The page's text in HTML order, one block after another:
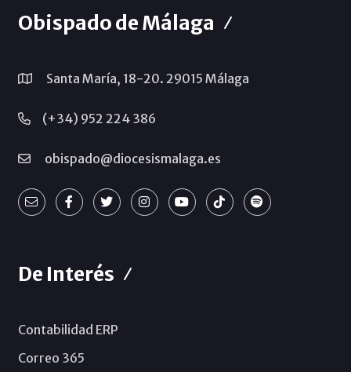
Obispado de Málaga
Santa María, 18-20. 29015 Málaga
(+34) 952 224 386
obispado@diocesismalaga.es
De Interés
Contabilidad ERP
Correo 365